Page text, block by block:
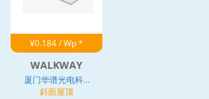
¥0.184 / Wp *
WALKWAY
厦门华谱光电科...
斜面屋顶